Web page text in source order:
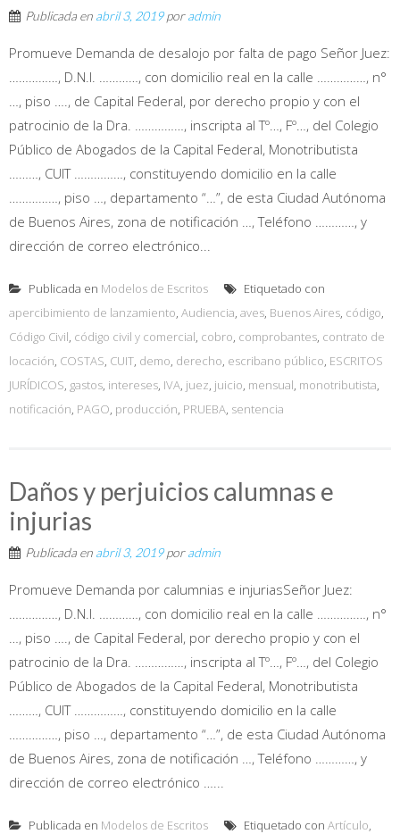
Publicada en abril 3, 2019poradmin
Promueve Demanda de desalojo por falta de pago Señor Juez:
……………, D.N.I. …………, con domicilio real en la calle ……………, n°
…, piso …., de Capital Federal, por derecho propio y con el
patrocinio de la Dra. ……………, inscripta al Tº…, Fº…, del Colegio
Público de Abogados de la Capital Federal, Monotributista
………, CUIT ……………, constituyendo domicilio en la calle
……………, piso …, departamento “…”, de esta Ciudad Autónoma
de Buenos Aires, zona de notificación …, Teléfono …………, y
dirección de correo electrónico...
Publicada en Modelos de Escritos
Etiquetado con
apercibimiento de lanzamiento, Audiencia, aves, Buenos Aires, código,
Código Civil, código civil y comercial, cobro, comprobantes, contrato de
locación, COSTAS, CUIT, demo, derecho, escribano público, ESCRITOS
JURÍDICOS, gastos, intereses, IVA, juez, juicio, mensual, monotributista,
notificación, PAGO, producción, PRUEBA, sentencia
Daños y perjuicios calumnas e
injurias
Publicada en abril 3, 2019poradmin
Promueve Demanda por calumnias e injuriasSeñor Juez:
……………, D.N.I. …………, con domicilio real en la calle ……………, n°
…, piso …., de Capital Federal, por derecho propio y con el
patrocinio de la Dra. ……………, inscripta al Tº…, Fº…, del Colegio
Público de Abogados de la Capital Federal, Monotributista
………, CUIT ……………, constituyendo domicilio en la calle
……………, piso …, departamento “…”, de esta Ciudad Autónoma
de Buenos Aires, zona de notificación …, Teléfono …………, y
dirección de correo electrónico …...
Publicada en Modelos de Escritos Etiquetado con Artículo,